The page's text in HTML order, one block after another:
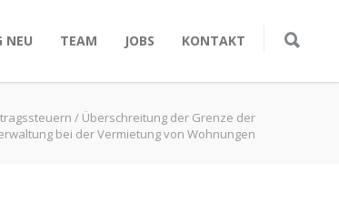
NEU TEAM JOBS KONTAKT
/ Überschreitung der Grenze der
bei der Vermietung von Wohnungen